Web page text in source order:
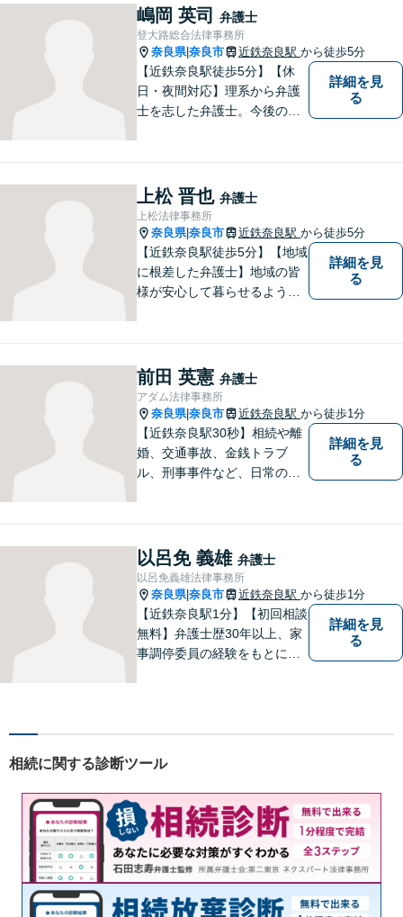
さまに安心を与えることを目
指します。【地域に根差した
弁護士】まずはお気軽にご相
談ください。
嶋岡 英司 弁護士
登大路総合法律事務所
奈良県|奈良市 近鉄奈良駅 から徒歩5分
【近鉄奈良駅徒歩5分】【休
日・夜間対応】理系から弁護
士を志した弁護士。今後の生
無料相談をご利用ください。
【Zoom相談可】
詳細を見
る
上松 晋也 弁護士
上松法律事務所
奈良県|奈良市 近鉄奈良駅 から徒歩5分
【近鉄奈良駅徒歩5分】【地域
に根差した弁護士】地域の皆
様が安心して暮らせるように
対応します。【夜間／休日対
応可】法律トラブルでお悩み
の方は、お気軽にご相談くだ
さい。
詳細を見
る
前田 英憲 弁護士
アダム法律事務所
奈良県|奈良市 近鉄奈良駅 から徒歩1分
【近鉄奈良駅30秒】相続や離
婚、交通事故、金銭トラブ
ル、刑事事件など、日常の中
はお気軽にご相談ください。
【初回相談料60分5,500円】
【分かりやすい説明】
詳細を見
る
以呂免 義雄 弁護士
以呂免義雄法律事務所
奈良県|奈良市 近鉄奈良駅 から徒歩1分
【近鉄奈良駅1分】【初回相談
無料】弁護士歴30年以上、家
事調停委員の経験をもとに複
発生前のご相談も受け付けて
詳細を見
る
相続に関する診断ツール